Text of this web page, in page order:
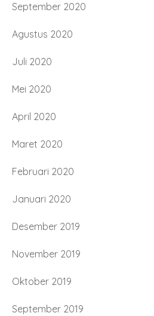
September 2020
Agustus 2020
Juli 2020
Mei 2020
April 2020
Maret 2020
Februari 2020
Januari 2020
Desember 2019
November 2019
Oktober 2019
September 2019